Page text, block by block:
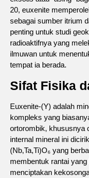
20, euxenite
sebagai sumber itrium
penting untuk studi
radioaktifnya yang
ilmuwan untuk
tempat ia berada.
Sifat Fisika
Euxenite-(Y) adalah
kompleks yang
ortorombik, khususnya
internal mineral ini
(Nb,Ta,Ti)O₆ yang
membentuk rantai
menciptakan